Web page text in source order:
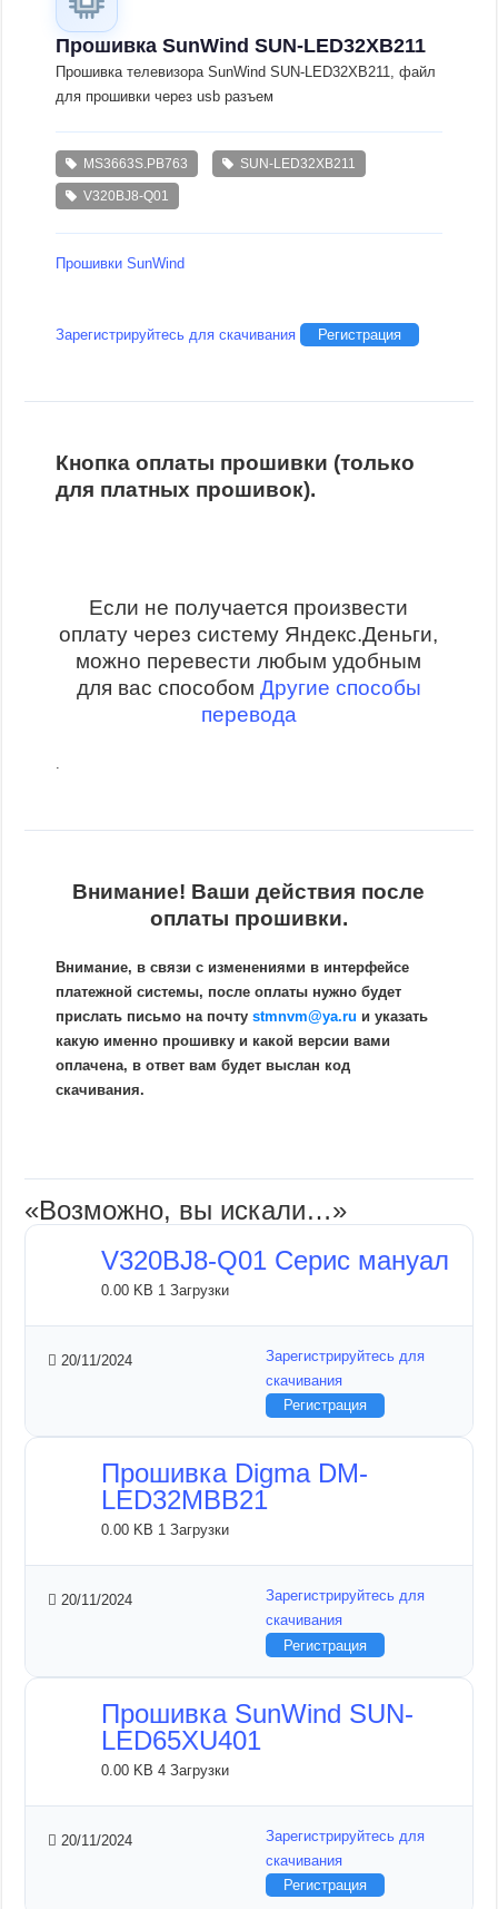
Прошивка SunWind SUN-LED32XB211
Прошивка телевизора SunWind SUN-LED32XB211, файл
для прошивки через usb разъем
MS3663S.PB763 SUN-LED32XB211
V320BJ8-Q01
Прошивки SunWind
Зарегистрируйтесь для скачивания Регистрация
Кнопка оплаты прошивки (только
для платных прошивок).
Если не получается произвести
оплату через систему Яндекс.Деньги,
можно перевести любым удобным
для вас способом Другие способы
перевода
.
Внимание! Ваши действия после
оплаты прошивки.
Внимание, в связи с изменениями в интерфейсе
платежной системы, после оплаты нужно будет
прислать письмо на почтуstmnvm@ya.ru и указать
какую именно прошивку и какой версии вами
оплачена, в ответ вам будет выслан код
скачивания.
«Возможно, вы искали…»
V320BJ8-Q01 Серис мануал
0.00 KB 1 Загрузки
20/11/2024
Зарегистрируйтесь для
скачивания
Регистрация
Прошивка Digma DM-
LED32MBB21
0.00 KB 1 Загрузки
20/11/2024
Зарегистрируйтесь для
скачивания
Регистрация
Прошивка SunWind SUN-
LED65XU401
0.00 KB4 Загрузки
20/11/2024
Зарегистрируйтесь для
скачивания
Регистрация